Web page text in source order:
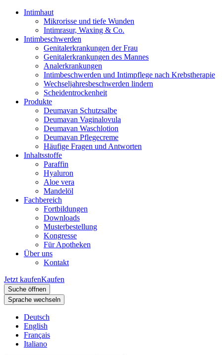
Intimhaut
Mikrorisse und tiefe Wunden
Intimrasur, Waxing & Co.
Intimbeschwerden
Genitalerkrankungen der Frau
Genitalerkrankungen des Mannes
Analerkrankungen
Intimbeschwerden und Intimpflege nach Krebstherapie
Wechseljahresbeschwerden lindern
Scheidentrockenheit
Produkte
Deumavan Schutzsalbe
Deumavan Vaginalovula
Deumavan Waschlotion
Deumavan Pflegecreme
Häufige Fragen und Antworten
Inhaltsstoffe
Paraffin
Hyaluron
Aloe vera
Mandelöl
Fachbereich
Fortbildungen
Downloads
Musterbestellung
Kongresse
Für Apotheken
Über uns
Kontakt
Jetzt kaufenKaufen
Suche öffnen
Sprache wechseln
Deutsch
English
Français
Italiano